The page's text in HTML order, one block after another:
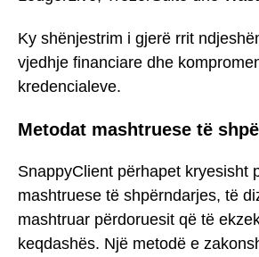
Ky shënjestrim i gjerë rrit
vjedhje financiare dhe
kredencialeve.
Metodat mashtruese të
SnappyClient përhapet kryesisht
mashtruese të shpërndarjes, të
mashtruar përdoruesit që të
keqdashës. Një metodë e